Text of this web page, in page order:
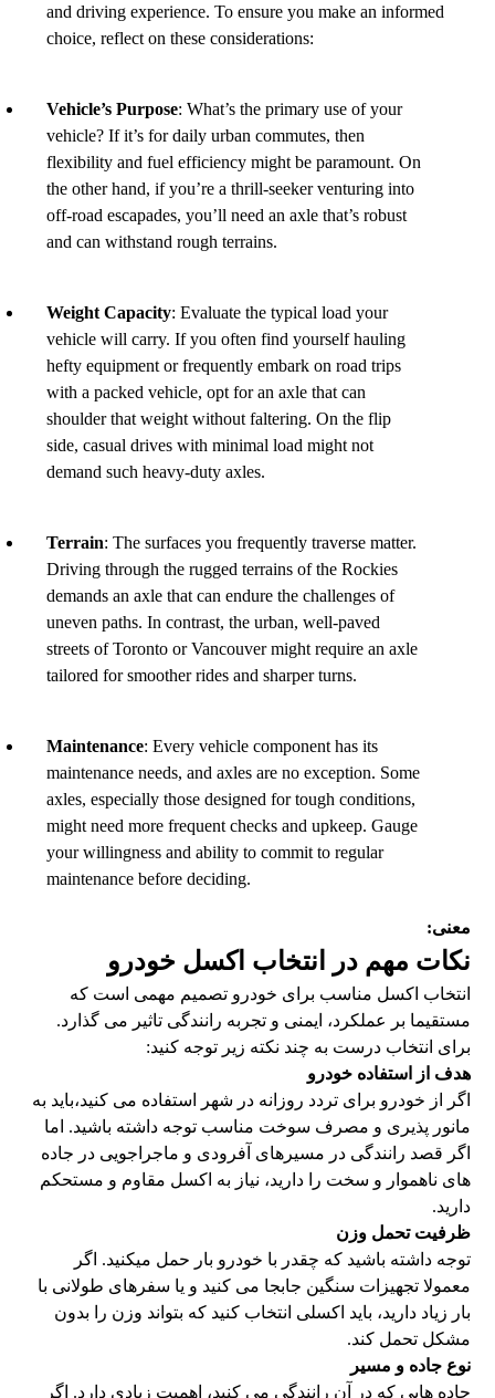
and driving experience. To ensure you make an informed
choice, reflect on these considerations:
Vehicle’s Purpose: What’s the primary use of your
vehicle? If it’s for daily urban commutes, then
flexibility and fuel efficiency might be paramount. On
the other hand, if you’re a thrill-seeker venturing into
off-road escapades, you’ll need an axle that’s robust
and can withstand rough terrains.
Weight Capacity: Evaluate the typical load your
vehicle will carry. If you often find yourself hauling
hefty equipment or frequently embark on road trips
with a packed vehicle, opt for an axle that can
shoulder that weight without faltering. On the flip
side, casual drives with minimal load might not
demand such heavy-duty axles.
Terrain: The surfaces you frequently traverse matter.
Driving through the rugged terrains of the Rockies
demands an axle that can endure the challenges of
uneven paths. In contrast, the urban, well-paved
streets of Toronto or Vancouver might require an axle
tailored for smoother rides and sharper turns.
Maintenance: Every vehicle component has its
maintenance needs, and axles are no exception. Some
axles, especially those designed for tough conditions,
might need more frequent checks and upkeep. Gauge
your willingness and ability to commit to regular
maintenance before deciding.
معنی:
نکات مهم در انتخاب اکسل خودرو
انتخاب اکسل مناسب برای خودرو تصمیم مهمی است که
مستقیما بر عملکرد، ایمنی و تجربه رانندگی تاثیر می گذارد.
برای انتخاب درست به چند نکته زیر توجه کنید:
هدف از استفاده خودرو
اگر از خودرو برای تردد روزانه در شهر استفاده می کنید،‌باید به
مانور پذیری و مصرف سوخت مناسب توجه داشته باشید. اما
اگر قصد رانندگی در مسیرهای آفرودی و ماجراجویی در جاده
های ناهموار و سخت را دارید، نیاز به اکسل مقاوم و مستحکم
دارید.
ظرفیت تحمل وزن
توجه داشته باشید که چقدر با خودرو بار حمل میکنید. اگر
معمولا تجهیزات سنگین جابجا می کنید و یا سفرهای طولانی با
بار زیاد دارید، باید اکسلی انتخاب کنید که بتواند وزن را بدون
مشکل تحمل کند.
نوع جاده و مسیر
جاده هایی که در آن رانندگی می کنید، اهمیت زیادی دارد. اگر